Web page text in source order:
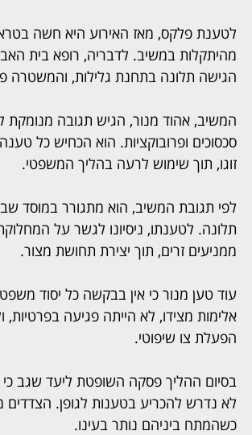
לטענת פלקס, מאז האירוע היא חשה
מהיתקלות במשיב. לדבריה, רופא בית
הגישה תלונה בתחנת גלילות, והמשטרה
המשיב, אהוד מנור, הגיש תגובה מנומקת
סכסוכים ופרובוקציות. הוא הכחיש כל
זוגו, תוך שימוש לרעה בהליך המשפטי.
תלונה. לטענתו, ניסיונו לגשר על
ממניעים זרים, תוך יצירת תחושת מצור.
עוד טען מנור כי אין בבקשה כל יסוד
אלימות מצידו, לא הייתה פגיעה
הפעלת צו שיפוטי.
בסיום ההליך פסקה השופטת ליעד שגב
כשהמתח ביניהם נותר בעינו.